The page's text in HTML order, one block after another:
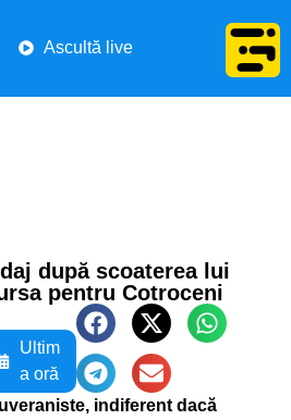
Ascultă live
după scoaterea lui
pentru Cotroceni
Ultim
a oră
indiferent dacă